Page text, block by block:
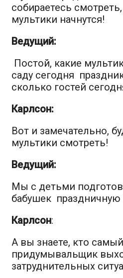
собираетесь
мультики начнутся!
Ведущий:
Постой, какие
саду сегодня
сколько гостей
Карлсон:
Вот и замечательно,
мультики смотреть!
Ведущий:
Мы с детьми
бабушек праздничную
Карлсон:
А вы знаете, кто
придумывальщик
затруднительных